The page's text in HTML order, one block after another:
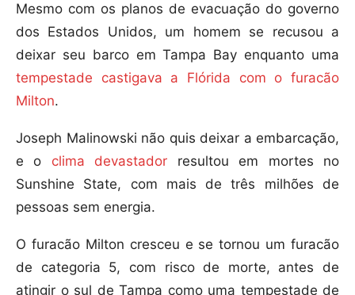
Mesmo com os planos de evacuação do governo
dos Estados Unidos, um homem se recusou a
deixar seu barco em Tampa Bay enquanto uma
tempestade castigava a Flórida com o furacão
Milton.
Joseph Malinowski não quis deixar a embarcação,
e o clima devastador resultou em mortes no
Sunshine State, com mais de três milhões de
pessoas sem energia.
O furacão Milton cresceu e se tornou um furacão
de categoria 5, com risco de morte, antes de
atingir o sul de Tampa como uma tempestade de